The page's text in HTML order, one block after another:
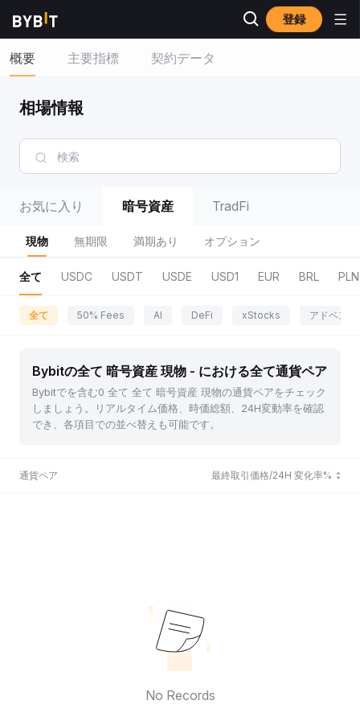
登録
概要 主要指標 契約データ
相場情報
お気に入り 暗号資産 TradFi
現物 無期限 満期あり オプション
全て USDC USDT USDE USD1 EUR BRL PLN
全て 50% Fees AI DeFi xStocks アドベン
Bybitの全て 暗号資産 現物 - における全て通貨ペア
Bybitでを含む0 全て 全て 暗号資産 現物の通貨ペアをチェック
しましょう。リアルタイム価格、時価総額、24H変動率を確認
でき、各項目での並べ替えも可能です。
通貨ペア 最終取引価格/24H 変化率%
No Records